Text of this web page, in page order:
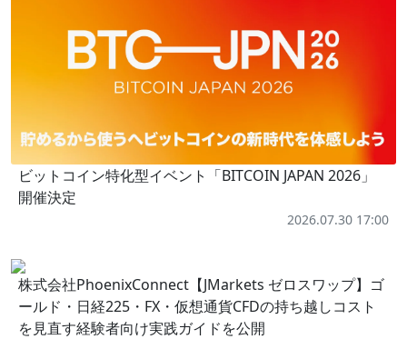
ビットコイン特化型イベント「BITCOIN JAPAN 2026」
開催決定
2026.07.30 17:00
株式会社PhoenixConnect【JMarkets ゼロスワップ】ゴ
ールド・日経225・FX・仮想通貨CFDの持ち越しコスト
を見直す経験者向け実践ガイドを公開